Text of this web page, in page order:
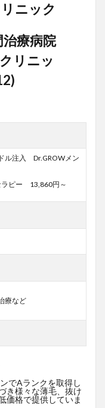
ニック
ル注入 Dr.GROWメン
ラピー 13,860円～
療など
でAランクを取得し
き様々な薄毛、抜け
価格で提供していま